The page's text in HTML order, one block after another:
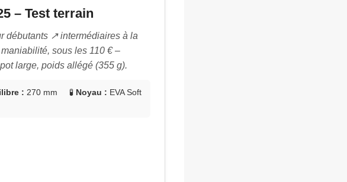
– Test terrain
débutants ↗️ intermédiaires à la
sous les 110 € –
large, poids allégé (355 g).
: 270 mm 🧪 Noyau : EVA Soft